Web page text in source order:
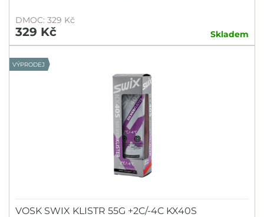
DMOC: 329 Kč
329 Kč Skladem
VÝPRODEJ
VOSK SWIX KLISTR 55G +2C/-4C KX40S